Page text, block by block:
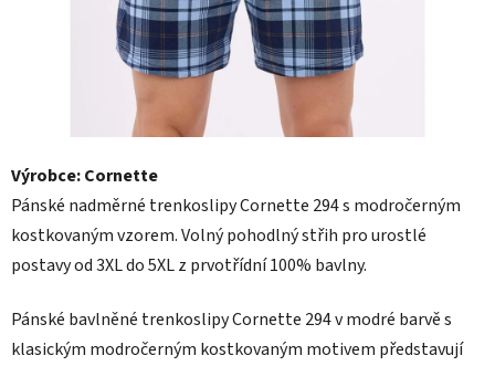
Výrobce: Cornette
Pánské nadměrné trenkoslipy Cornette 294 s modročerným
kostkovaným vzorem. Volný pohodlný střih pro urostlé
postavy od 3XL do 5XL z prvotřídní 100% bavlny.
Pánské bavlněné trenkoslipy Cornette 294 v modré barvě s
klasickým modročerným kostkovaným motivem představují